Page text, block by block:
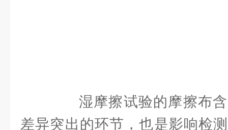
湿摩擦试验的摩擦布含
差异突出的环节，也是影响检